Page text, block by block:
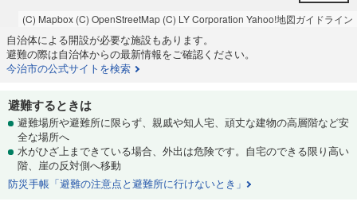
(C) Mapbox (C) OpenStreetMap (C) LY Corporation Yahoo!地図ガイドライン
自治体による開設が必要な施設もあります。
避難の際は自治体からの最新情報をご確認ください。
今治市の公式サイトを検索
避難するときは
避難場所や避難所に限らず、親戚や知人宅、頑丈な建物の高層階など安
全な場所へ
水がひざ上まできている場合、外出は危険です。自宅のできる限り高い
階、崖の反対側へ移動
防災手帳「避難の注意点と避難所に行けないとき」